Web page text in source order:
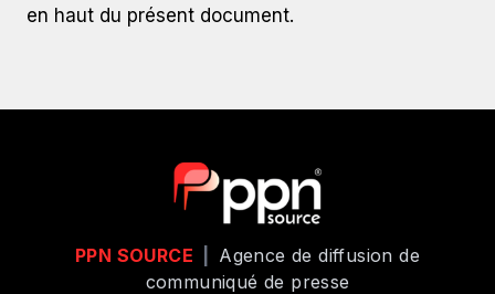
en haut du présent document.
PPN SOURCE
Agence de diffusion de
communiqué de presse